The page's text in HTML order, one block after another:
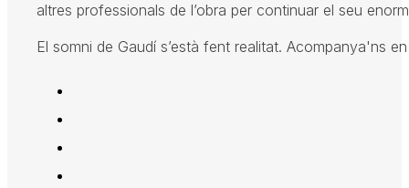
altres professionals de l’obra per continuar el seu
El somni de Gaudí s’està fent realitat. Acompanya'ns